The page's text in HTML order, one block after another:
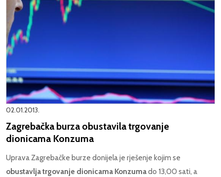
02.01.2013.
Zagrebačka burza obustavila trgovanje
dionicama Konzuma
Uprava Zagrebačke burze donijela je rješenje kojim se
obustavlja trgovanje dionicama Konzumado 13,00 sati, a